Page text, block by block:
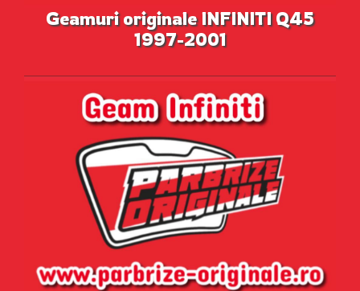
Geamuri originale INFINITI Q45
1997-2001